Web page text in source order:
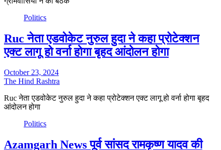
Politics
Ruc नेता एडवोकेट नुरुल हुदा ने कहा प्रोटेक्शन
एक्ट लागू हो वर्ना होगा बृहद आंदोलन होगा
October 23, 2024
The Hind Rashtra
Ruc नेता एडवोकेट नुरुल हुदा ने कहा प्रोटेक्शन एक्ट लागू हो वर्ना होगा बृहद
आंदोलन होगा
Politics
Azamgarh News पूर्व सांसद रामकृष्ण यादव की